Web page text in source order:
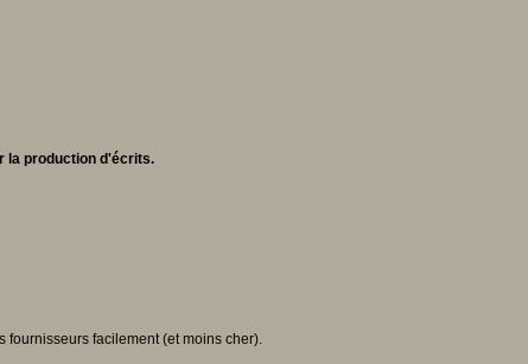
la production d'écrits.
fournisseurs facilement (et moins cher).